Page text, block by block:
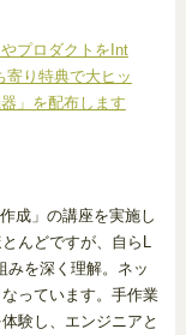
プロダクトをInt
寄り特典で大ヒッ
」を配布します
成」の講座を実施し
んどですが、自らL
みを深く理解。ネッ
っています。手作業
験し、エンジニアと